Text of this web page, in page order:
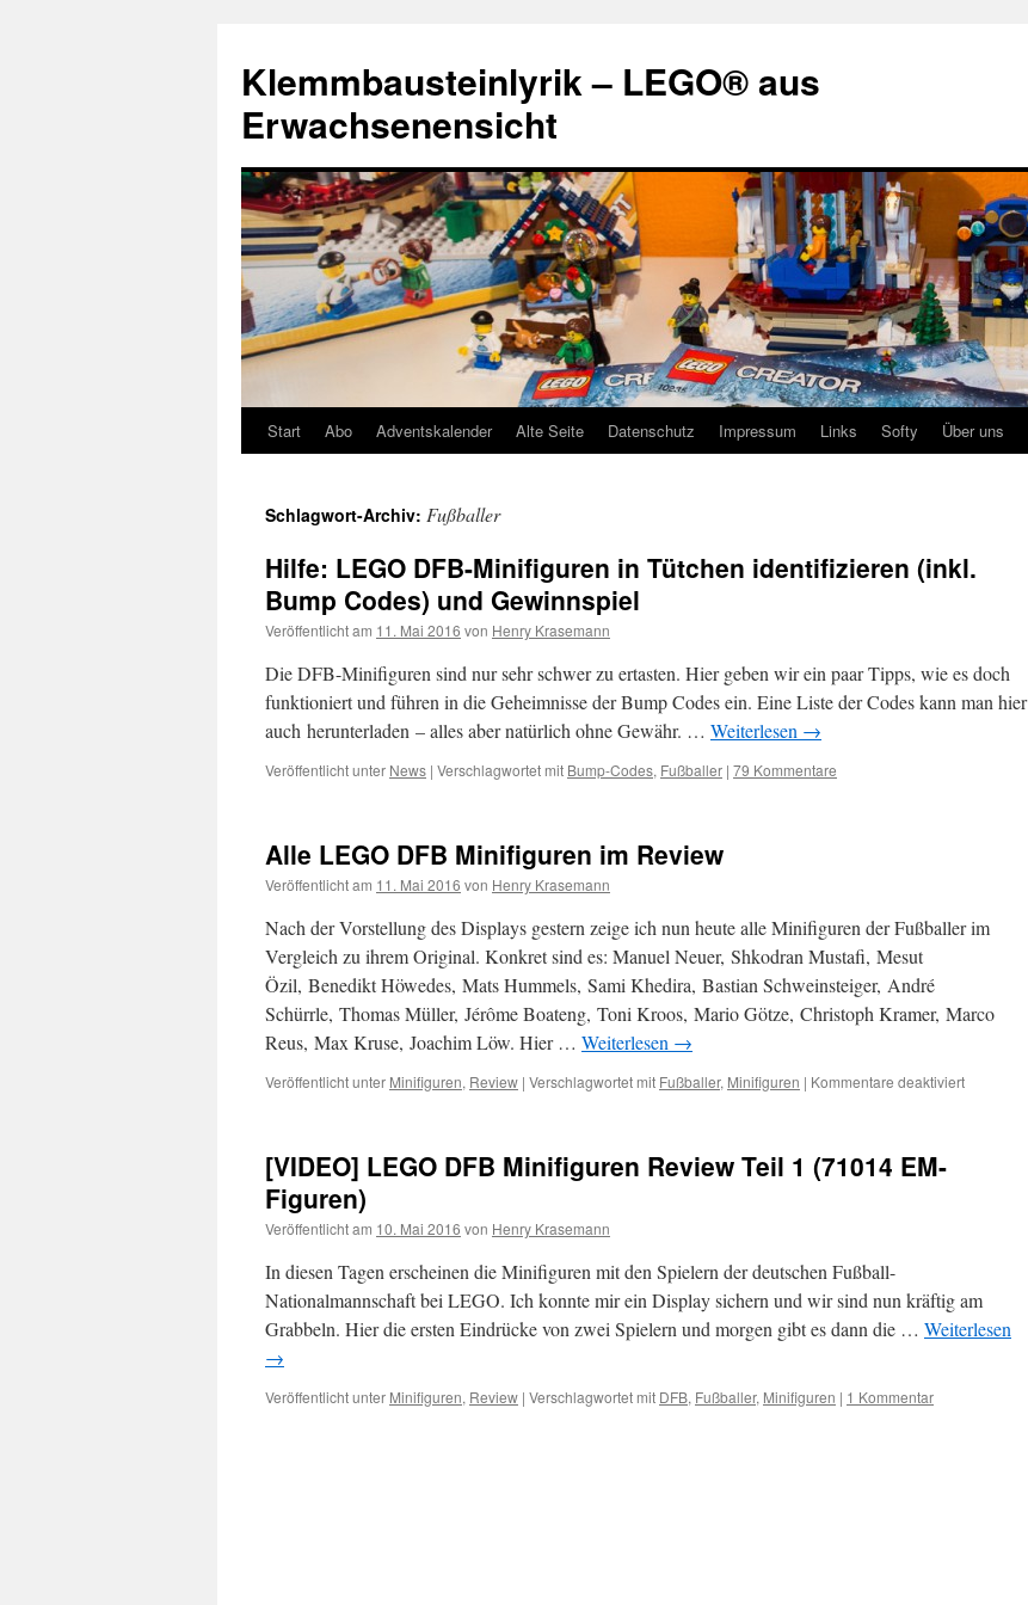
springen
Klemmbausteinlyrik – LEGO® aus
Erwachsenensicht
Start Abo Adventskalender Alte Seite Datenschutz Impressum Links Softy Über uns
Schlagwort-Archiv: Fußballer
Hilfe: LEGO DFB-Minifiguren in Tütchen identifizieren (inkl.
Bump Codes) und Gewinnspiel
Veröffentlicht am 11. Mai 2016 von Henry Krasemann
Die DFB-Minifiguren sind nur sehr schwer zu ertasten. Hier geben wir ein paar Tipps, wie es doch
funktioniert und führen in die Geheimnisse der Bump Codes ein. Eine Liste der Codes kann man hier
auch herunterladen – alles aber natürlich ohne Gewähr. … Weiterlesen →
Veröffentlicht unter News | Verschlagwortet mit Bump-Codes, Fußballer | 79 Kommentare
Alle LEGO DFB Minifiguren im Review
Veröffentlicht am 11. Mai 2016 von Henry Krasemann
Nach der Vorstellung des Displays gestern zeige ich nun heute alle Minifiguren der Fußballer im
Vergleich zu ihrem Original. Konkret sind es: Manuel Neuer, Shkodran Mustafi, Mesut
Özil, Benedikt Höwedes, Mats Hummels, Sami Khedira, Bastian Schweinsteiger, André
Schürrle, Thomas Müller, Jérôme Boateng, Toni Kroos, Mario Götze, Christoph Kramer, Marco
Reus, Max Kruse, Joachim Löw. Hier … Weiterlesen →
Veröffentlicht unter Minifiguren, Review | Verschlagwortet mit Fußballer, Minifiguren | Kommentare deaktiviertfür
[VIDEO] LEGO DFB Minifiguren Review Teil 1 (71014 EM-
Figuren)
Veröffentlicht am 10. Mai 2016 von Henry Krasemann
In diesen Tagen erscheinen die Minifiguren mit den Spielern der deutschen Fußball-
Nationalmannschaft bei LEGO. Ich konnte mir ein Display sichern und wir sind nun kräftig am
Grabbeln. Hier die ersten Eindrücke von zwei Spielern und morgen gibt es dann die … Weiterlesen
→
Veröffentlicht unter Minifiguren, Review | Verschlagwortet mit DFB, Fußballer, Minifiguren | 1 Kommentar